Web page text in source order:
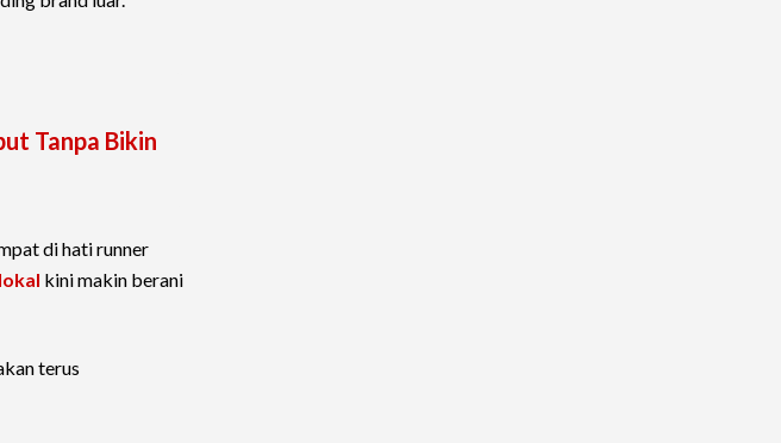
Tanpa Bikin
di hati runner
kini makin berani
terus